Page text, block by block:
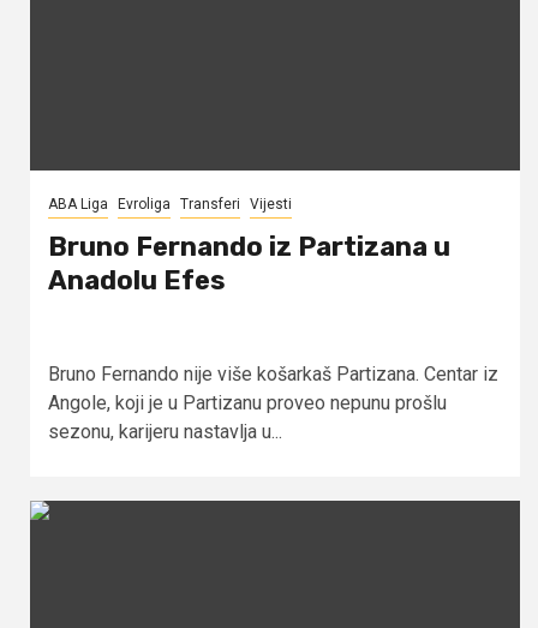
ABA Liga Evroliga Transferi Vijesti
Bruno Fernando iz Partizana u
Anadolu Efes
Bruno Fernando nije više košarkaš Partizana. Centar iz
Angole, koji je u Partizanu proveo nepunu prošlu
sezonu, karijeru nastavlja u...